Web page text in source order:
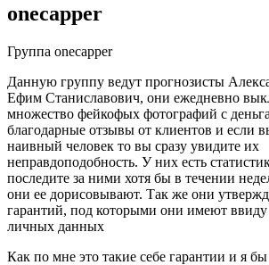
onecapper
Группа onecapper
Данную группу ведут прогнозисты
Ефим Станиславович, они ежедневно
множество фейкофых фотографий с
благодарные отзывы от клиентов и если
наивный человек то вы сразу увидите их
неправдоподобность. У них есть
последите за ними хотя бы в течении
они ее дорисовывают. Так же они
гарантий, под которыми они имеют ввиду
личных данных
Как по мне это такие себе гарантии и я бы